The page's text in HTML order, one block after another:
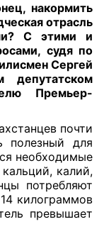
накормить
отрасль
С этими и
судя по
Сергей
депутатском
Премьер-
почти
полезный для
необходимые
калий,
потребляют
килограммов
превышает